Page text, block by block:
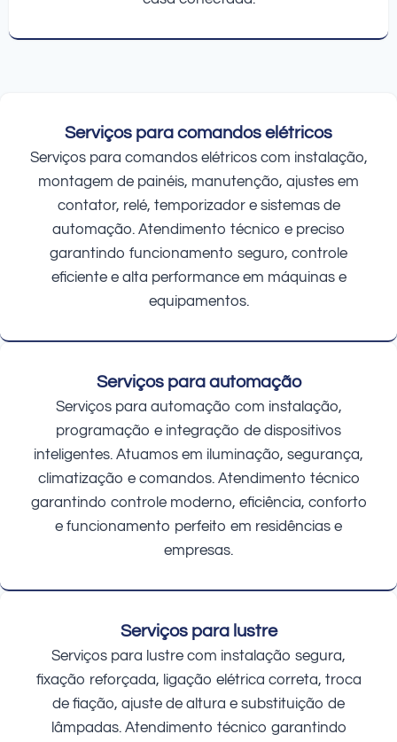
Serviços para comandos elétricos
Serviços para comandos elétricos com instalação,
montagem de painéis, manutenção, ajustes em
contator, relé, temporizador e sistemas de
automação. Atendimento técnico e preciso
garantindo funcionamento seguro, controle
eficiente e alta performance em máquinas e
equipamentos.
Serviços para automação
Serviços para automação com instalação,
programação e integração de dispositivos
inteligentes. Atuamos em iluminação, segurança,
climatização e comandos. Atendimento técnico
garantindo controle moderno, eficiência, conforto
e funcionamento perfeito em residências e
empresas.
Serviços para lustre
Serviços para lustre com instalação segura,
fixação reforçada, ligação elétrica correta, troca
de fiação, ajuste de altura e substituição de
lâmpadas. Atendimento técnico garantindo